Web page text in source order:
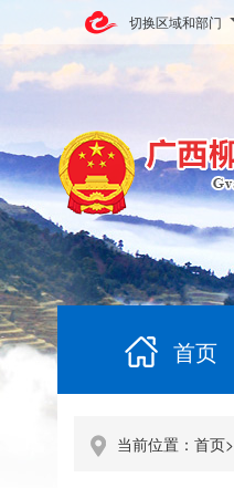
切换区域和部门
首页
当前位置： 首页>